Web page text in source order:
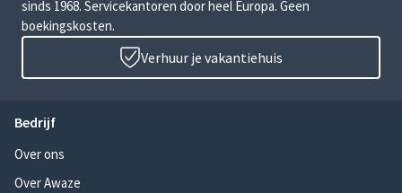
sinds 1968. Servicekantoren door heel Europa. Geen
boekingskosten.
Verhuur je vakantiehuis
Bedrijf
Over ons
Over Awaze